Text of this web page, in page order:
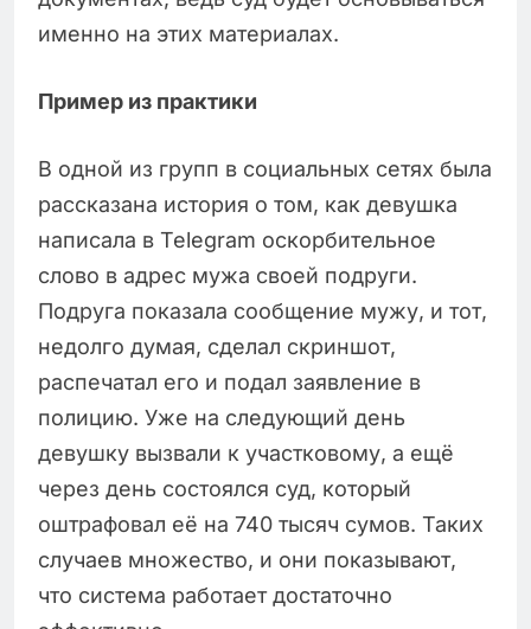
именно на этих материалах.
Пример из практики
В одной из групп в социальных сетях была
рассказана история о том, как девушка
написала в Telegram оскорбительное
слово в адрес мужа своей подруги.
Подруга показала сообщение мужу, и тот,
недолго думая, сделал скриншот,
распечатал его и подал заявление в
полицию. Уже на следующий день
девушку вызвали к участковому, а ещё
через день состоялся суд, который
оштрафовал её на 740 тысяч сумов. Таких
случаев множество, и они показывают,
что система работает достаточно